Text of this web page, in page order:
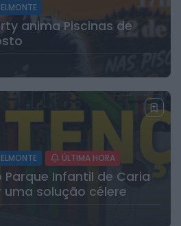
anima Piscinas de
ÚLTIMA HORA
Infantil de Caria
solução célere